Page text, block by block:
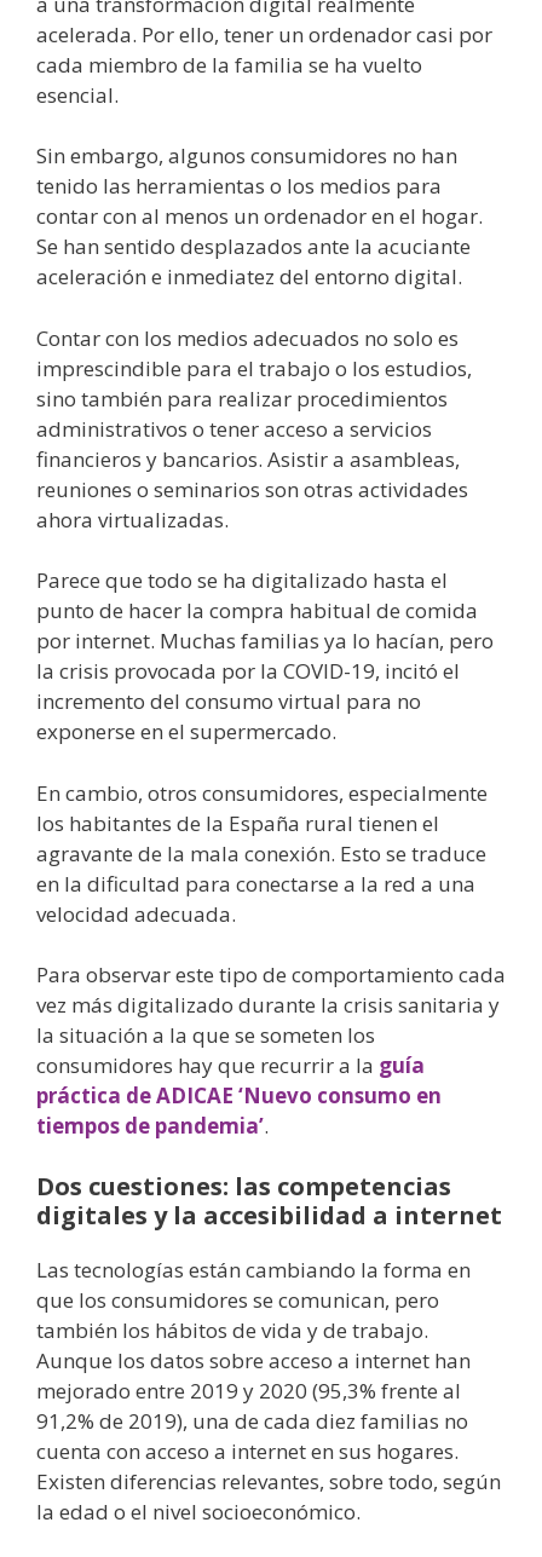
acelerada. Por ello, tener un ordenador casi por
cada miembro de la familia se ha vuelto
esencial.
Sin embargo, algunos consumidores no han
tenido las herramientas o los medios para
contar con al menos un ordenador en el hogar.
Se han sentido desplazados ante la acuciante
aceleración e inmediatez del entorno digital.
Contar con los medios adecuados no solo es
imprescindible para el trabajo o los estudios,
sino también para realizar procedimientos
administrativos o tener acceso a servicios
financieros y bancarios. Asistir a asambleas,
reuniones o seminarios son otras actividades
ahora virtualizadas.
Parece que todo se ha digitalizado hasta el
punto de hacer la compra habitual de comida
por internet. Muchas familias ya lo hacían, pero
la crisis provocada por la COVID-19, incitó el
incremento del consumo virtual para no
exponerse en el supermercado.
En cambio, otros consumidores, especialmente
los habitantes de la España rural tienen el
agravante de la mala conexión. Esto se traduce
en la dificultad para conectarse a la red a una
velocidad adecuada.
Para observar este tipo de comportamiento cada
vez más digitalizado durante la crisis sanitaria y
la situación a la que se someten los
consumidores hay que recurrir a la guía
práctica de ADICAE ‘Nuevo consumo en
tiempos de pandemia’.
Dos cuestiones: las competencias
digitales y la accesibilidad a internet
Las tecnologías están cambiando la forma en
que los consumidores se comunican, pero
también los hábitos de vida y de trabajo.
Aunque los datos sobre acceso a internet han
mejorado entre 2019 y 2020 (95,3% frente al
91,2% de 2019), una de cada diez familias no
cuenta con acceso a internet en sus hogares.
Existen diferencias relevantes, sobre todo, según
la edad o el nivel socioeconómico.